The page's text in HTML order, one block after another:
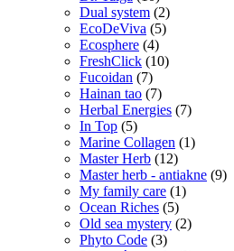
Dual system (2)
EcoDeViva (5)
Ecosphere (4)
FreshClick (10)
Fucoidan (7)
Hainan tao (7)
Herbal Energies (7)
In Top (5)
Marine Collagen (1)
Master Herb (12)
Master herb - antiakne (9)
My family care (1)
Ocean Riches (5)
Old sea mystery (2)
Phyto Code (3)